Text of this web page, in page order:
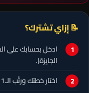
📝 إزاي تشترك؟
ادخل بحسابك على
الجايزة).
اختار خطتك ورتّب الـ11 لاعب اللي متوقّع يبدأوا الماتش.